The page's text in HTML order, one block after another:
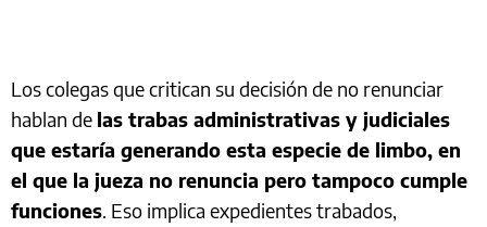
Los colegas que critican su decisión de no renunciar
hablan de las trabas administrativas y judiciales
que estaría generando esta especie de limbo, en
el que la jueza no renuncia pero tampoco cumple
funciones. Eso implica expedientes trabados,